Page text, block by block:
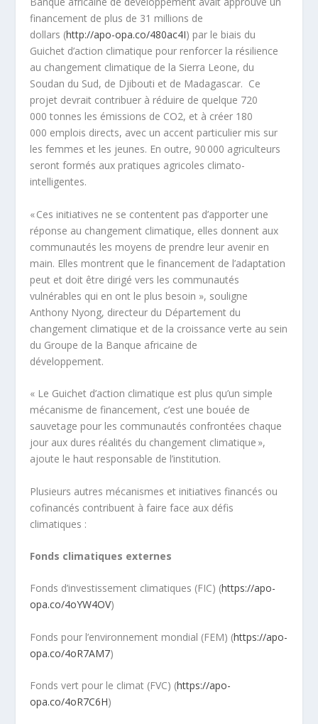
financement de plus de 31 millions de
dollars (http://apo-opa.co/480ac4I) par le biais du
Guichet d’action climatique pour renforcer la résilience
au changement climatique de la Sierra Leone, du
Soudan du Sud, de Djibouti et de Madagascar. Ce
projet devrait contribuer à réduire de quelque 720
000 tonnes les émissions de CO2, et à créer 180
000 emplois directs, avec un accent particulier mis sur
les femmes et les jeunes. En outre, 90 000 agriculteurs
seront formés aux pratiques agricoles climato-
intelligentes.
« Ces initiatives ne se contentent pas d’apporter une
réponse au changement climatique, elles donnent aux
communautés les moyens de prendre leur avenir en
main. Elles montrent que le financement de l’adaptation
peut et doit être dirigé vers les communautés
vulnérables qui en ont le plus besoin », souligne
Anthony Nyong, directeur du Département du
changement climatique et de la croissance verte au sein
du Groupe de la Banque africaine de
développement.
« Le Guichet d’action climatique est plus qu’un simple
mécanisme de financement, c’est une bouée de
sauvetage pour les communautés confrontées chaque
jour aux dures réalités du changement climatique »,
ajoute le haut responsable de l’institution.
Plusieurs autres mécanismes et initiatives financés ou
cofinancés contribuent à faire face aux défis
climatiques :
Fonds climatiques externes
Fonds d’investissement climatiques (FIC) (https://apo-
opa.co/4oYW4OV)
Fonds pour l’environnement mondial (FEM) (https://apo-
opa.co/4oR7AM7)
Fonds vert pour le climat (FVC) (https://apo-
opa.co/4oR7C6H)